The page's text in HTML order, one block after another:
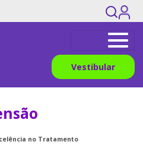
Vestibular
no Tratamento